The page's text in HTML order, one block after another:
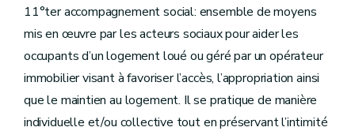
Section première bis (Aides aux projets de mixité sociale
Art. 68bis
Section 2
"Des aides à l'équipement" (décret du 17/07/2018)
Sous-section première "Des aides à l'équipement"
Art. 69
Art. 70
Art. 71
Sous-section 2 "Des conditions d'octroi et du calcul des aides"
11°ter accompagnement social: ensemble de moyens
mis en œuvre par les acteurs sociaux pour aider les
occupants d’un logement loué ou géré par un opérateur
immobilier visant à favoriser l’accès, l’appropriation ainsi
que le maintien au logement. Il se pratique de manière
individuelle et/ou collective tout en préservant l’intimité